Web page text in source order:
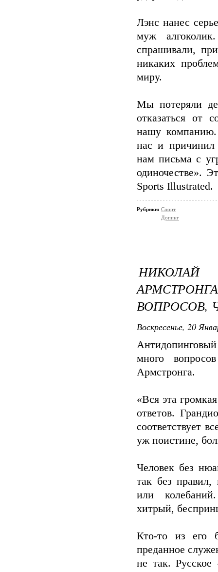
Лэнс нанес
муж
спрашивали,
никаких
миру.
Мы потеряли
отказаться от
нашу компанию.
нас и причинил
нам письма с
одиночестве».
Sports Illustrated.
Рубрики: Спорт
Допинг
ВОПРОСОВ,
Воскресенье, 20
много
Армстронга.
«Вся эта
ответов.
соответствует
уж поистине,
Человек без
так без
или
хитрый,
Кто-то из его
преданное
не так. Русское